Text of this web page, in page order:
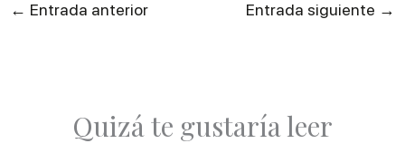
← Entrada anterior Entrada siguiente →
Quizá te gustaría leer